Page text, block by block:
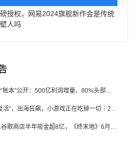
授权，网易2024旗舰新作会是传统
人吗
游戏AI“账本”公开：500亿利润增量、80%头部入局，谁在闷声发财？
端游“复活”，出海狂飙，小游戏正在吃掉一切｜2026上半年产业报告
仅苹果谷歌商店半年吸金超8亿，《终末地》6月份收入显著回暖